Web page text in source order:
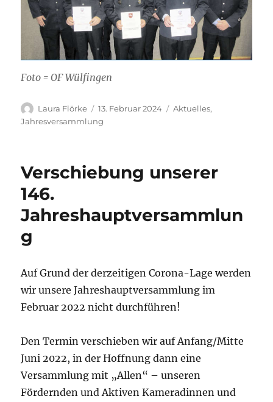
Foto = OF Wülfingen
Autor
Laura Flörke
Veröffentlicht
am
13. Februar 2024 Kategorien
Aktuelles,
Jahresversammlung
Verschiebung unserer
146.
Jahreshauptversammlun
g
Auf Grund der derzeitigen Corona-Lage werden
wir unsere Jahreshauptversammlung im
Februar 2022 nicht durchführen!
Den Termin verschieben wir auf Anfang/Mitte
Juni 2022, in der Hoffnung dann eine
Versammlung mit „Allen“ – unseren
Fördernden und Aktiven Kameradinnen und